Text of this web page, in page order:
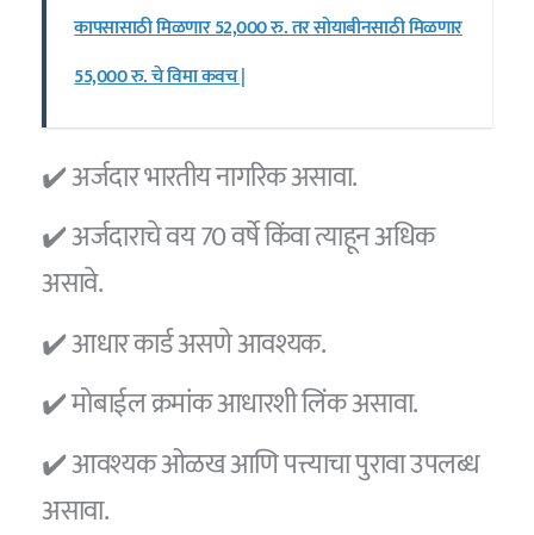
कापसासाठी मिळणार 52,000 रु. तर सोयाबीनसाठी मिळणार
55,000 रु. चे विमा कवच |
✔️ अर्जदार भारतीय नागरिक असावा.
✔️ अर्जदाराचे वय 70 वर्षे किंवा त्याहून अधिक
असावे.
✔️ आधार कार्ड असणे आवश्यक.
✔️ मोबाईल क्रमांक आधारशी लिंक असावा.
✔️ आवश्यक ओळख आणि पत्त्याचा पुरावा उपलब्ध
असावा.